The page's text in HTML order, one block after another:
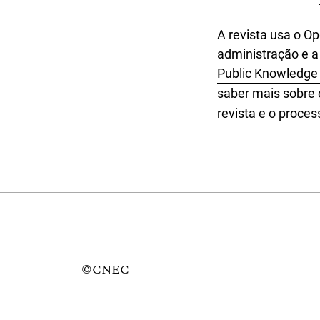
A revista usa o
administração e
Public
saber mais sobre
revista e o
©CNEC